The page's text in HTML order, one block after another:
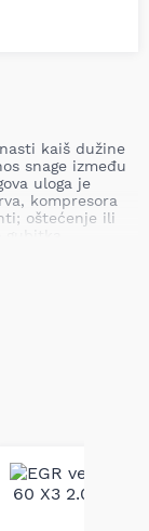
kaiš dužine
snage između
uloga je
kompresora
oštećenje ili
poznat po
u